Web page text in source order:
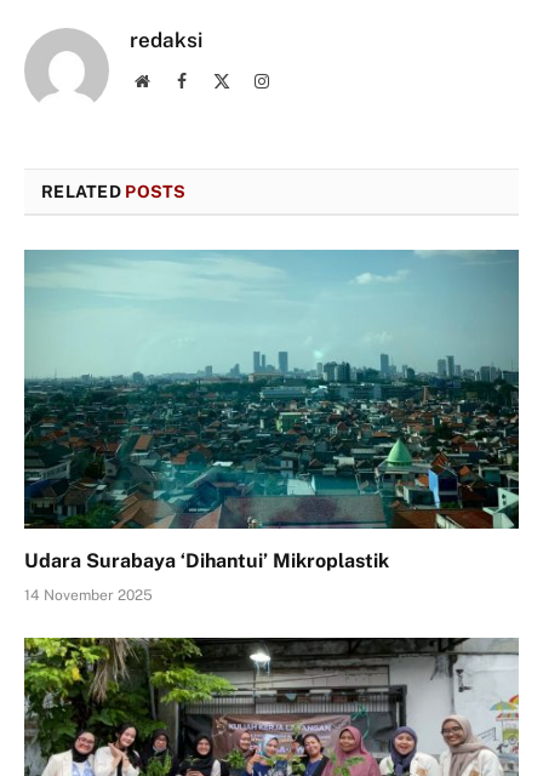
redaksi
WebsiteFacebook Instagram
RELATED POSTS
Udara Surabaya ‘Dihantui’ Mikroplastik
14 November 2025